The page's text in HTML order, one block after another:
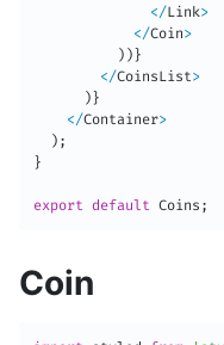
</Link>
</Coin>
) ) }
</CoinsList>
) }
</Container>
) ;
}
export default Coins ;
Coin